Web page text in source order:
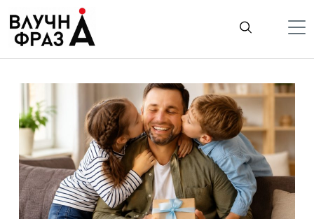
содержимому
Гроші
Життя
Лайфстайл
ТехноНаука
Людина